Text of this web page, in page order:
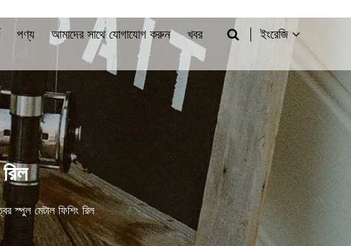
ইংরেজি
পণ্য আমাদের সাথে যোগাযোগ করুন খবর
স্পুল মেটাল ফিশিং রিল